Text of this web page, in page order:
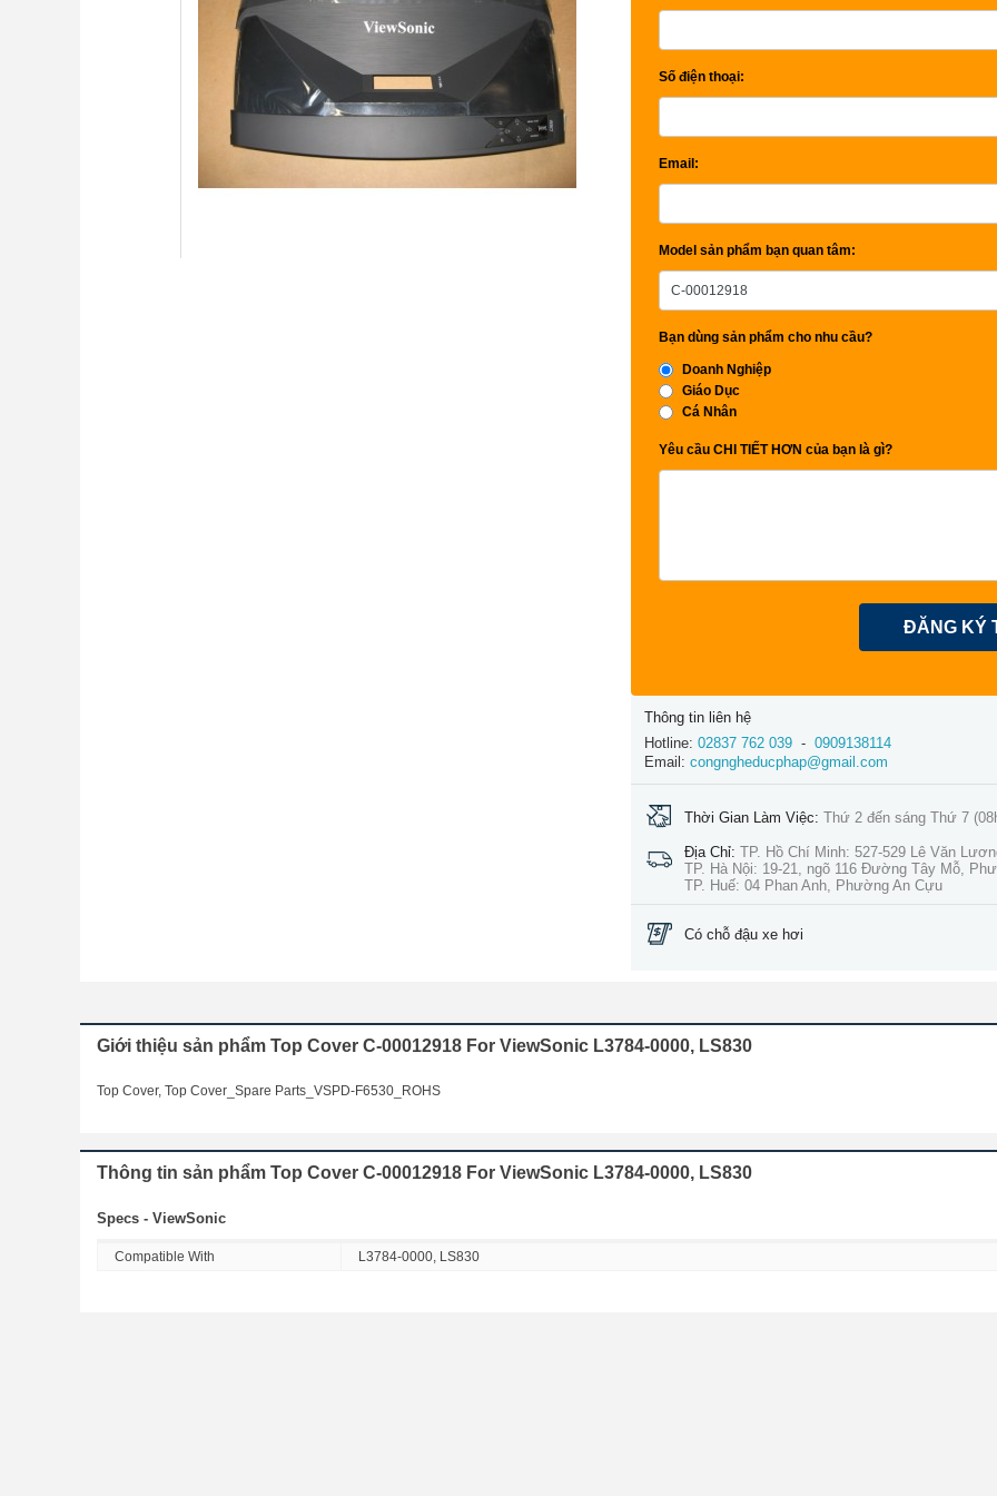
Số điện thoại:
Email:
Model sản phẩm bạn quan tâm:
Bạn dùng sản phẩm cho nhu cầu?
Doanh Nghiệp
Giáo Dục
Cá Nhân
Yêu cầu CHI TIẾT HƠN của bạn là gì?
ĐĂNG KÝ
Thông tin liên hệ
Hotline: 02837 762 039 - 0909138114
Email: congngheducphap@gmail.com
Thời Gian Làm Việc: Thứ 2 đến sáng Thứ 7
Địa Chỉ: TP. Hồ Chí Minh: 527-529 Lê Văn
TP. Hà Nội: 19-21, ngõ 116 Đường Tây Mỗ,
TP. Huế: 04 Phan Anh, Phường An Cựu
Có chỗ đậu xe hơi
Giới thiệu sản phẩm Top Cover C-00012918 For ViewSonic L3784-0000, LS830
Top Cover, Top Cover_Spare Parts_VSPD-F6530_ROHS
Thông tin sản phẩm Top Cover C-00012918 For ViewSonic L3784-0000, LS830
Specs - ViewSonic
Compatible With L3784-0000, LS830